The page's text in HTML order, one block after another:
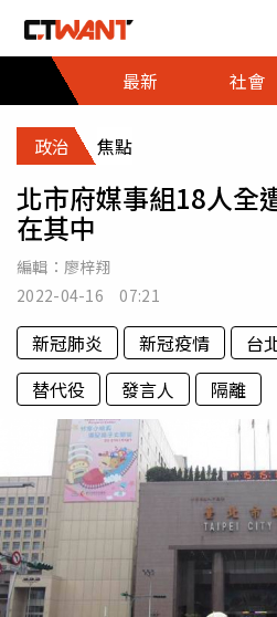
最新
社會
政治 焦點
北市府媒事組18人
在其中
編輯： 廖梓翔
2022-04-16 07:21
新冠肺炎 新冠疫情 台
替代役
發言人 隔離